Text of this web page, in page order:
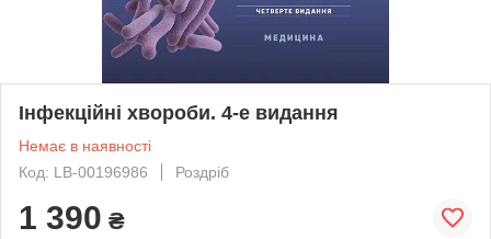
Інфекційні хвороби. 4-е видання
Немає в наявності
Код: LB-00196986
Роздріб
1 390 ₴